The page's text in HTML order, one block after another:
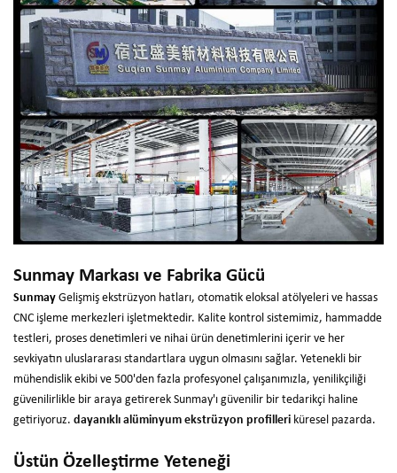
Sunmay Markası ve Fabrika Gücü
Sunmay Gelişmiş ekstrüzyon hatları, otomatik eloksal atölyeleri ve hassas
CNC işleme merkezleri işletmektedir. Kalite kontrol sistemimiz, hammadde
testleri, proses denetimleri ve nihai ürün denetimlerini içerir ve her
sevkiyatın uluslararası standartlara uygun olmasını sağlar. Yetenekli bir
mühendislik ekibi ve 500'den fazla profesyonel çalışanımızla, yenilikçiliği
güvenilirlikle bir araya getirerek Sunmay'ı güvenilir bir tedarikçi haline
getiriyoruz. dayanıklı alüminyum ekstrüzyon profilleri küresel pazarda.
Üstün Özelleştirme Yeteneği